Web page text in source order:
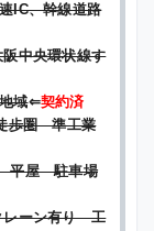
、幹線道路
中央環状線す
域⇐契約済
歩圏 準工業
平屋 駐車場
ーン有り 工